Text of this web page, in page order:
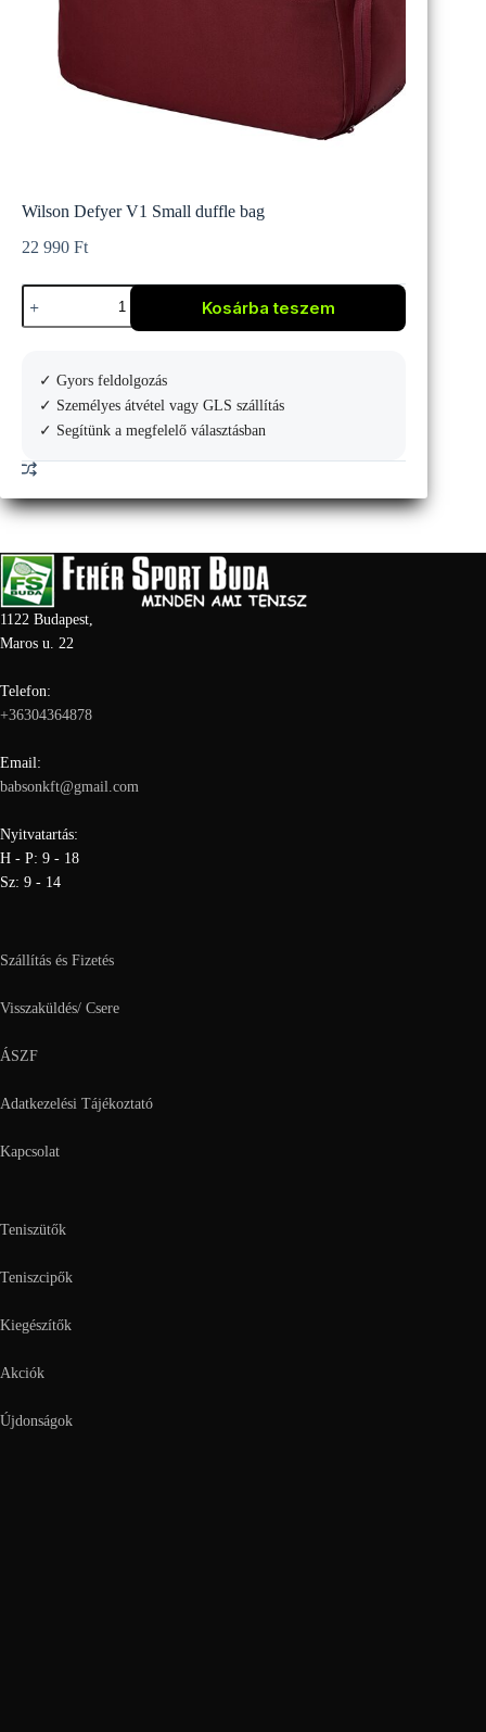
Wilson Defyer V1 Small duffle bag
22 990 Ft
Wilson
Defyer
V1
bag
mennyiség
Kosárba teszem
✓ Gyors feldolgozás
✓ Személyes átvétel vagy GLS szállítás
✓ Segítünk a megfelelő választásban
1122 Budapest,
Maros u. 22
Telefon:
+36304364878
Email:
babsonkft@gmail.com
Nyitvatartás:
H - P: 9 - 18
Sz: 9 - 14
Szállítás és Fizetés
Visszaküldés/ Csere
ÁSZF
Adatkezelési Tájékoztató
Kapcsolat
Teniszütők
Teniszcipők
Kiegészítők
Akciók
Újdonságok